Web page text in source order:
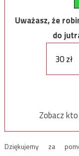
Uważasz, że
do
30 zł
Zobacz
Dziękujemy za